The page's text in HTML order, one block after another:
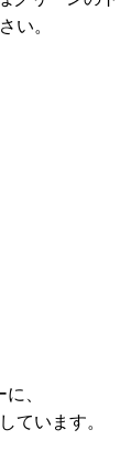
い。
、
ています。